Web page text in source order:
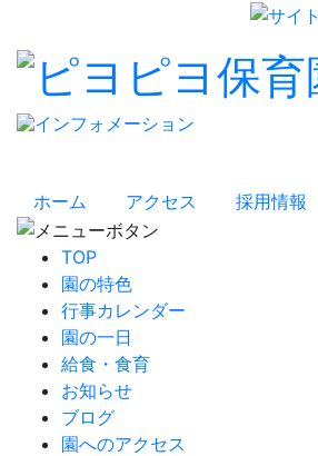
ホーム アクセス 採用情報
TOP
園の特色
行事カレンダー
園の一日
給食・食育
お知らせ
ブログ
園へのアクセス